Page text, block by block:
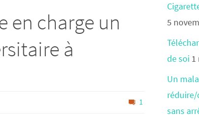
en charge un
à
1
5
de soi 1
Un
sans